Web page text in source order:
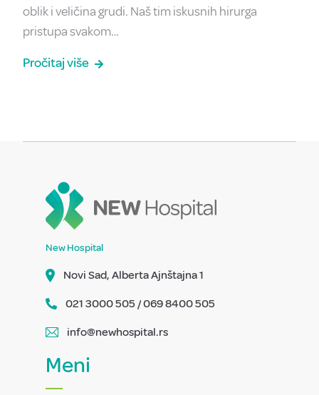
oblik i veličina grudi. Naš tim iskusnih hirurga
pristupa svakom…
Pročitaj više
New Hospital
Novi Sad, Alberta Ajnštajna 1
021 3000 505 / 069 8400 505
info@newhospital.rs
Meni